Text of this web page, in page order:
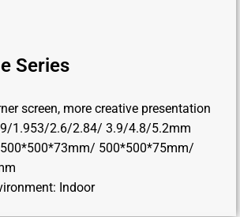
Series
screen, more creative presentation
1.953/2.6/2.84/ 3.9/4.8/5.2mm
500*500*73mm/ 500*500*75mm/
Indoor